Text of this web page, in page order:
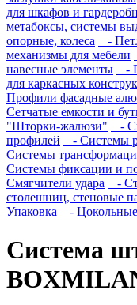
для шкафов и
метабоксы, системы
опорные, колеса
-
механизмы для мебели
навесные элементы
-
для каркасных
Профили фасадные
Сетчатые емкости и
"Шторки-жалюзи"
-
профилей
- Системы
Системы
Системы фиксации и
Смягчители удара
-
столешниц, стеновые
Упаковка
-
Система